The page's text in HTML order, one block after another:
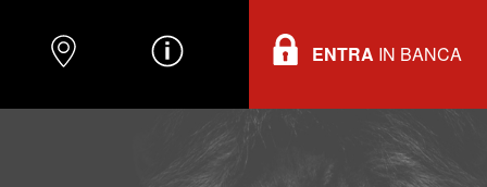
ENTRA IN BANCA